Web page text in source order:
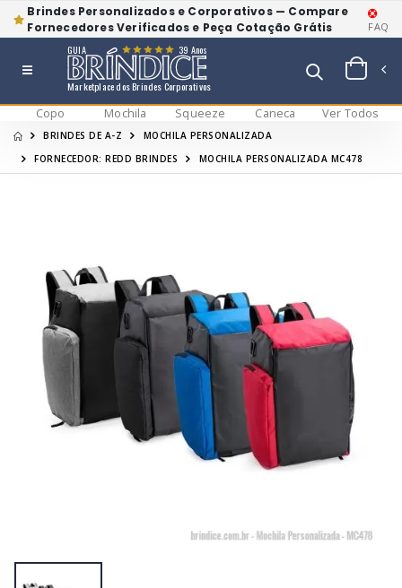
Brindes Personalizados e Corporativos — Compare
Fornecedores Verificados e Peça Cotação Grátis
FAQ
Marketplace dos Brindes Corporativos
GUIA 39 Anos
Copo Mochila Squeeze Caneca Ver Todos
BRINDES DE A-Z
MOCHILA PERSONALIZADA
FORNECEDOR: REDD BRINDES
MOCHILA PERSONALIZADA MC478